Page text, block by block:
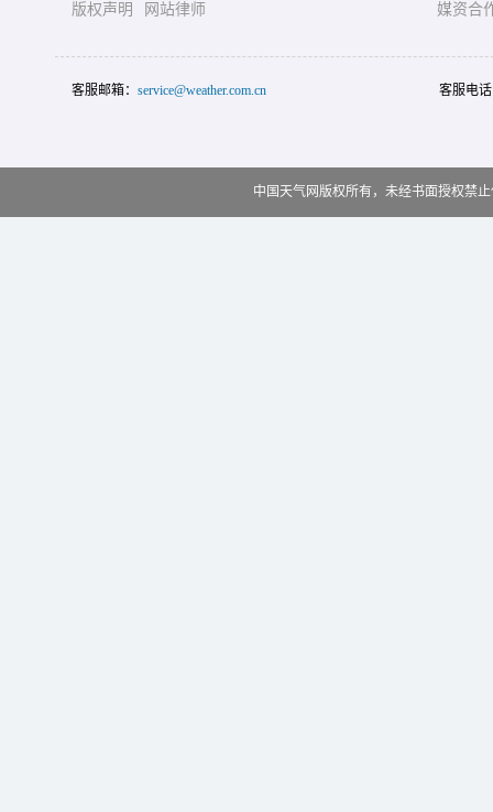
版权声明
网站律师
媒资合
客服邮箱： service@weather.com.cn 客服电
中国天气网版权所有，未经书面授权